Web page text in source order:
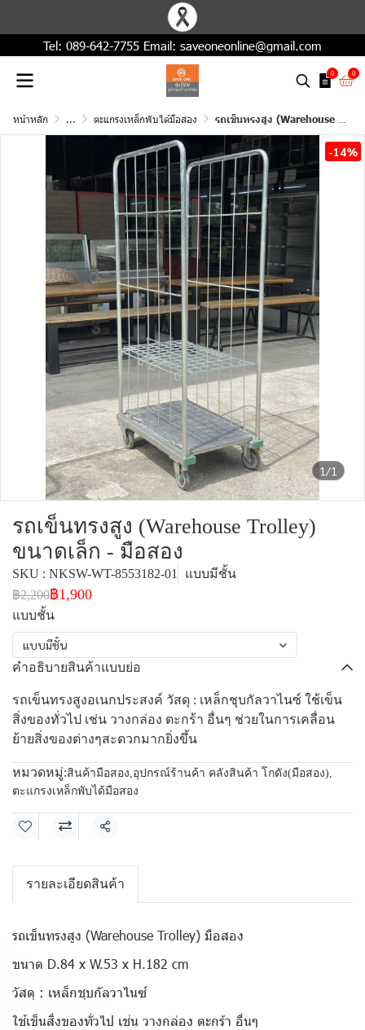
Tel: 089-642-7755 Email: saveoneonline@gmail.com
0 0
หน้าหลัก ... ตะแกรงเหล็กพับได้มือสอง รถเข็นทรงสูง (Warehouse Trolley) ขนาดเล็ก - มือสอง
1/1
-14%
รถเข็นทรงสูง (Warehouse Trolley)
ขนาดเล็ก - มือสอง
SKU : NKSW-WT-8553182-01
แบบมีชั้น
฿2,200฿1,900
แบบชั้น
แบบมีชั้น
คำอธิบายสินค้าแบบย่อ
รถเข็นทรงสูงอเนกประสงค์ วัสดุ : เหล็กชุบกัลวาไนซ์ ใช้เข็น
สิ่งของทั่วไป เช่น วางกล่อง ตะกร้า อื่นๆ ช่วยในการเคลื่อน
ย้ายสิ่งของต่างๆสะดวกมากยิ่งขึ้น
หมวดหมู่:สินค้ามือสอง,อุปกรณ์ร้านค้า คลังสินค้า โกดัง(มือสอง),
ตะแกรงเหล็กพับได้มือสอง
แชร์
รายละเอียดสินค้า
รถเข็นทรงสูง (Warehouse Trolley) มือสอง
ขนาด D.84 x W.53 x H.182 cm
วัสดุ : เหล็กชุบกัลวาไนซ์
ใช้เข็นสิ่งของทั่วไป เช่น วางกล่อง ตะกร้า อื่นๆ